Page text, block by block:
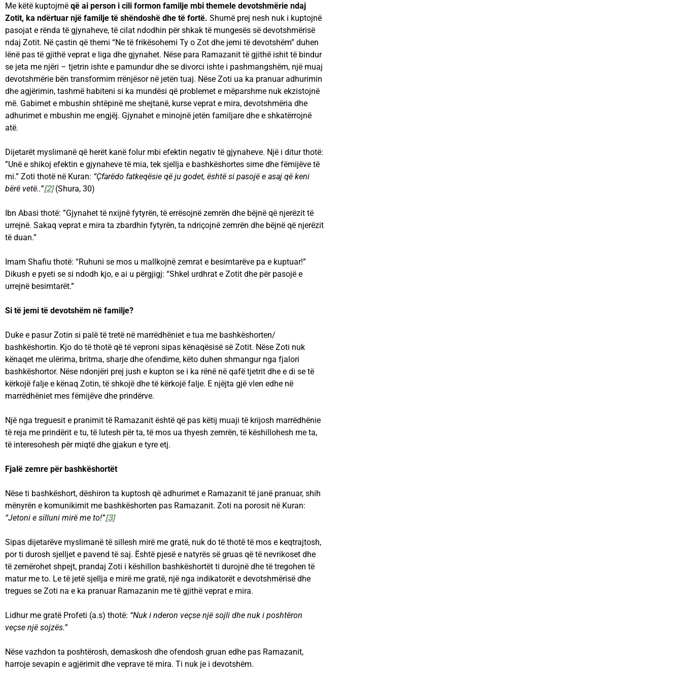
Me këtë kuptojmë që ai person i cili formon familje mbi themele devotshmërie ndaj
Zotit, ka ndërtuar një familje të shëndoshë dhe të fortë. Shumë prej nesh nuk i kuptojnë
pasojat e rënda të gjynaheve, të cilat ndodhin për shkak të mungesës së devotshmërisë
ndaj Zotit. Në çastin që themi “Ne të frikësohemi Ty o Zot dhe jemi të devotshëm” duhen
lënë pas të gjithë veprat e liga dhe gjynahet. Nëse para Ramazanit të gjithë ishit të bindur
se jeta me njëri – tjetrin ishte e pamundur dhe se divorci ishte i pashmangshëm, një muaj
devotshmërie bën transformim rrënjësor në jetën tuaj. Nëse Zoti ua ka pranuar adhurimin
dhe agjërimin, tashmë habiteni si ka mundësi që problemet e mëparshme nuk ekzistojnë
më. Gabimet e mbushin shtëpinë me shejtanë, kurse veprat e mira, devotshmëria dhe
adhurimet e mbushin me engjëj. Gjynahet e minojnë jetën familjare dhe e shkatërrojnë
atë.
Dijetarët myslimanë që herët kanë folur mbi efektin negativ të gjynaheve. Një i ditur thotë:
”Unë e shikoj efektin e gjynaheve të mia, tek sjellja e bashkëshortes sime dhe fëmijëve të
mi.” Zoti thotë në Kuran: “Çfarëdo fatkeqësie që ju godet, është si pasojë e asaj që keni
bërë vetë..”[2](Shura, 30)
Ibn Abasi thotë: ”Gjynahet të nxijnë fytyrën, të errësojnë zemrën dhe bëjnë që njerëzit të
urrejnë. Sakaq veprat e mira ta zbardhin fytyrën, ta ndriçojnë zemrën dhe bëjnë që njerëzit
të duan.”
Imam Shafiu thotë: “Ruhuni se mos u mallkojnë zemrat e besimtarëve pa e kuptuar!”
Dikush e pyeti se si ndodh kjo, e ai u përgjigj: “Shkel urdhrat e Zotit dhe për pasojë e
urrejnë besimtarët.”
Si të jemi të devotshëm në familje?
Duke e pasur Zotin si palë të tretë në marrëdhëniet e tua me bashkëshorten/
bashkëshortin. Kjo do të thotë që të veproni sipas kënaqësisë së Zotit. Nëse Zoti nuk
kënaqet me ulërima, britma, sharje dhe ofendime, këto duhen shmangur nga fjalori
bashkëshortor. Nëse ndonjëri prej jush e kupton se i ka rënë në qafë tjetrit dhe e di se të
kërkojë falje e kënaq Zotin, të shkojë dhe të kërkojë falje. E njëjta gjë vlen edhe në
marrëdhëniet mes fëmijëve dhe prindërve.
Një nga treguesit e pranimit të Ramazanit është që pas këtij muaji të krijosh marrëdhënie
të reja me prindërit e tu, të lutesh për ta, të mos ua thyesh zemrën, të këshillohesh me ta,
të interesohesh për miqtë dhe gjakun e tyre etj.
Fjalë zemre për bashkëshortët
Nëse ti bashkëshort, dëshiron ta kuptosh që adhurimet e Ramazanit të janë pranuar, shih
mënyrën e komunikimit me bashkëshorten pas Ramazanit. Zoti na porosit në Kuran:
“Jetoni e silluni mirë me to!”[3]
Sipas dijetarëve myslimanë të sillesh mirë me gratë, nuk do të thotë të mos e keqtrajtosh,
por ti durosh sjelljet e pavend të saj. Është pjesë e natyrës së gruas që të nevrikoset dhe
të zemërohet shpejt, prandaj Zoti i këshillon bashkëshortët ti durojnë dhe të tregohen të
matur me to. Le të jetë sjellja e mirë me gratë, një nga indikatorët e devotshmërisë dhe
tregues se Zoti na e ka pranuar Ramazanin me të gjithë veprat e mira.
Lidhur me gratë Profeti (a.s) thotë: “Nuk i nderon veçse një sojli dhe nuk i poshtëron
veçse një sojzës.”
Nëse vazhdon ta poshtërosh, demaskosh dhe ofendosh gruan edhe pas Ramazanit,
harroje sevapin e agjërimit dhe veprave të mira. Ti nuk je i devotshëm.